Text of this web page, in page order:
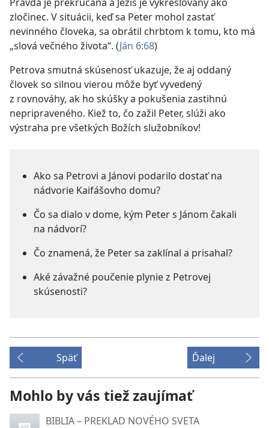
zločinec. V situácii, keď sa Peter mohol zastať
nevinného človeka, sa obrátil chrbtom k tomu, kto má
„slová večného života“. (Ján 6:68)
Petrova smutná skúsenosť ukazuje, že aj oddaný
človek so silnou vierou môže byť vyvedený
z rovnováhy, ak ho skúšky a pokušenia zastihnú
nepripraveného. Kiež to, čo zažil Peter, slúži ako
výstraha pre všetkých Božích služobníkov!
Ako sa Petrovi a Jánovi podarilo dostať na
nádvorie Kaifášovho domu?
Čo sa dialo v dome, kým Peter s Jánom čakali
na nádvorí?
Čo znamená, že Peter sa zaklínal a prisahal?
Aké závažné poučenie plynie z Petrovej
skúsenosti?
Späť Ďalej
Mohlo by vás tiež zaujímať
BIBLIA – PREKLAD NOVÉHO SVETA